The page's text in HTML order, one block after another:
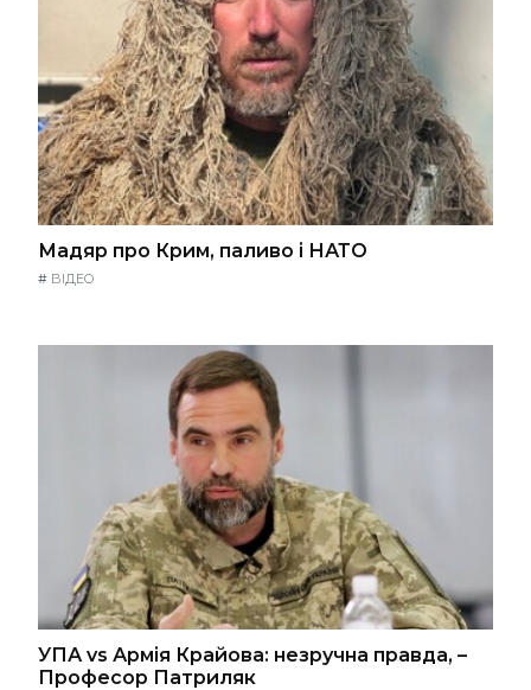
Мадяр про Крим, паливо і НАТО
# ВІДЕО
УПА vs Армія Крайова: незручна правда, –
Професор Патриляк